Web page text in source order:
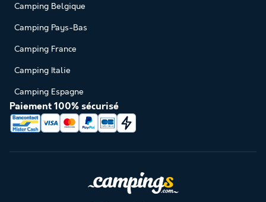
Camping Belgique
Camping Pays-Bas
Camping France
Camping Italie
Camping Espagne
Paiement 100% sécurisé